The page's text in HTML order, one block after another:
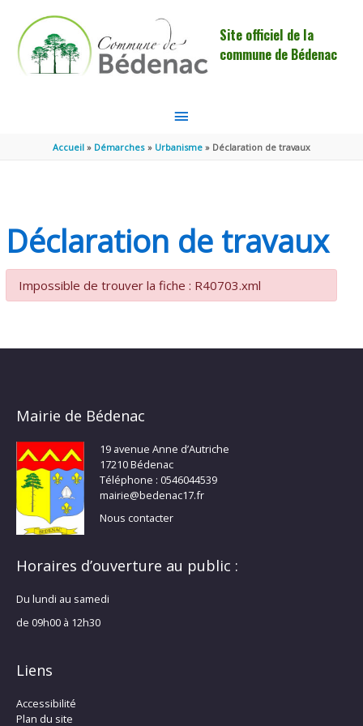
Site officiel de la
commune de Bédenac
MENU
PRINCIPAL
Accueil Démarches Urbanisme Déclaration de travaux
Déclaration de travaux
Impossible de trouver la fiche : R40703.xml
Mairie de Bédenac
19 avenue Anne d’Autriche
17210 Bédenac
Téléphone : 0546044539
mairie@bedenac17.fr
Nous contacter
Horaires d’ouverture au public :
Du lundi au samedi
de 09h00 à 12h30
Liens
Accessibilité
Plan du site